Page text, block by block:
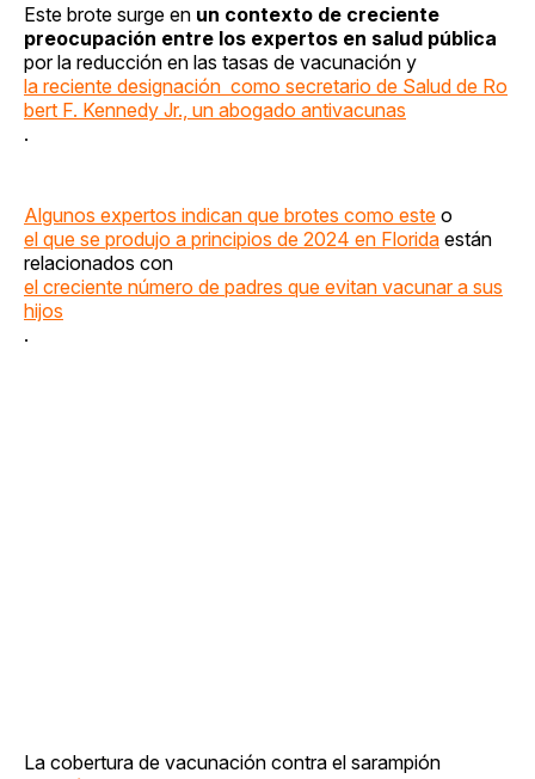
Este brote surge en un contexto de creciente
preocupación entre los expertos en salud pública
por la reducción en las tasas de vacunación y
la reciente designación como secretario de Salud de Ro
bert F. Kennedy Jr., un abogado antivacunas
.
Algunos expertos indican que brotes como este o
el que se produjo a principios de 2024 en Florida están
relacionados con
el creciente número de padres que evitan vacunar a sus
hijos
.
La cobertura de vacunación contra el sarampión